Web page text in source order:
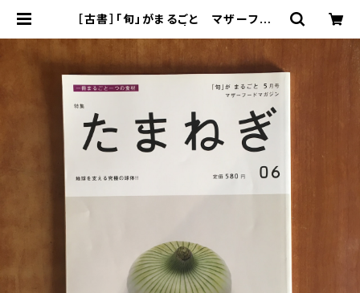
［古書］「旬」がまるごと マザーフード